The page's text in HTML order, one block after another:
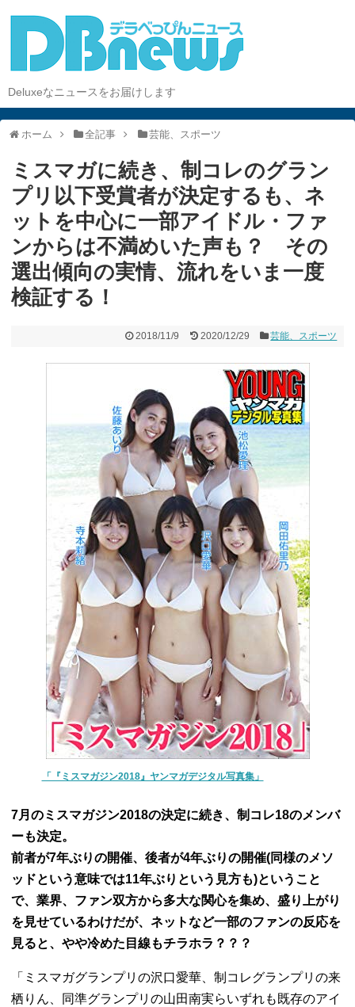
Deluxeなニュースをお届けします
ホーム 全記事 芸能、スポーツ
ミスマガに続き、制コレのグラン
プリ以下受賞者が決定するも、ネ
ットを中心に一部アイドル・ファ
ンからは不満めいた声も？ その
選出傾向の実情、流れをいま一度
検証する！
2018/11/9 2020/12/29 芸能、スポーツ
「『ミスマガジン2018』ヤンマガデジタル写真集」
7月のミスマガジン2018の決定に続き、制コレ18のメンバ
ーも決定。
前者が7年ぶりの開催、後者が4年ぶりの開催(同様のメソ
ッドという意味では11年ぶりという見方も)ということ
で、業界、ファン双方から多大な関心を集め、盛り上がり
を見せているわけだが、ネットなど一部のファンの反応を
見ると、やや冷めた目線もチラホラ？？？
「ミスマガグランプリの沢口愛華、制コレグランプリの来
栖りん、同準グランプリの山田南実らいずれも既存のアイ